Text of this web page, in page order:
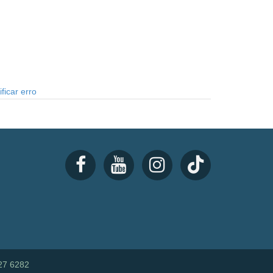
erro
6282